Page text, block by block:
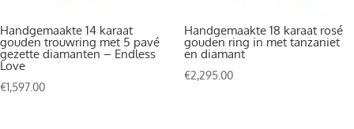
Handgemaakte 14 karaat
gouden trouwring met 5 pavé
gezette diamanten – Endless
Love
€1,597.00
Handgemaakte 18 karaat rosé
gouden ring in met tanzaniet
en diamant
€2,295.00